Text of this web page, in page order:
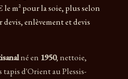
le m² pour la soie, plus selon
enlèvement et devis
né en 1950, nettoie,
tapis d'Orient au Plessis-